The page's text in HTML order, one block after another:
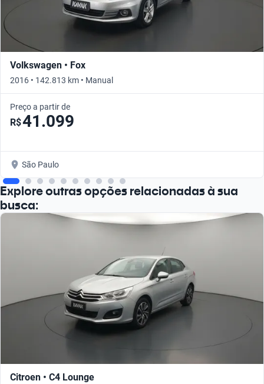
Volkswagen • Fox
2016 • 142.813 km • Manual
Preço a partir de
R$41.099
São Paulo
Explore outras opções relacionadas à sua
busca:
Citroen • C4 Lounge